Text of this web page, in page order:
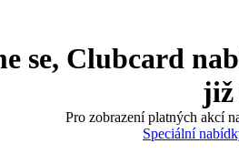
se, Clubcard
již
Pro zobrazení platných akcí
Speciální